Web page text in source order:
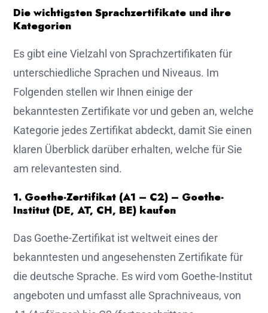
Die wichtigsten Sprachzertifikate und ihre
Kategorien
Es gibt eine Vielzahl von Sprachzertifikaten für
unterschiedliche Sprachen und Niveaus. Im
Folgenden stellen wir Ihnen einige der
bekanntesten Zertifikate vor und geben an, welche
Kategorie jedes Zertifikat abdeckt, damit Sie einen
klaren Überblick darüber erhalten, welche für Sie
am relevantesten sind.
1. Goethe-Zertifikat (A1 – C2) – Goethe-
Institut (DE, AT, CH, BE) kaufen
Das Goethe-Zertifikat ist weltweit eines der
bekanntesten und angesehensten Zertifikate für
die deutsche Sprache. Es wird vom Goethe-Institut
angeboten und umfasst alle Sprachniveaus, von